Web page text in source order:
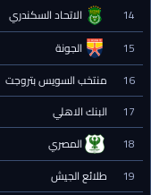
14 الاتحاد السكندري
15 الجونة
16 منتخب السويس بتروجت
17 البنك الاهلي
18 المصري
19 طلائع الجيش